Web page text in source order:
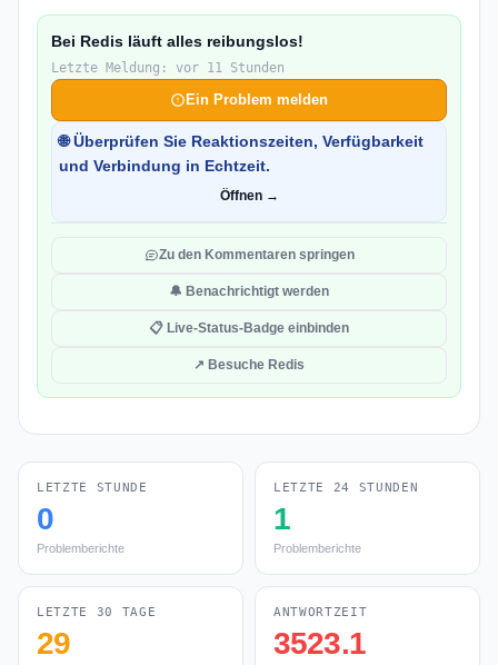
Bei Redis läuft alles reibungslos!
Letzte Meldung: vor 11 Stunden
Ein Problem melden
🌐 Überprüfen Sie Reaktionszeiten, Verfügbarkeit
und Verbindung in Echtzeit.
Öffnen →
Zu den Kommentaren springen
🔔 Benachrichtigt werden
📋 Live-Status-Badge einbinden
↗ Besuche Redis
LETZTE STUNDE
0
Problemberichte
LETZTE 24 STUNDEN
1
Problemberichte
LETZTE 30 TAGE
29
ANTWORTZEIT
3523.1